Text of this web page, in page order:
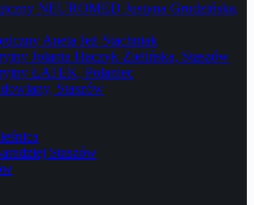
NEUROMED Justyna Grudzińska,
Aneta Jeż-Stachniak
Jolanta Haczyk-Zielińska, Staszów
ŁATEK, Połaniec
Staszów
Staszów